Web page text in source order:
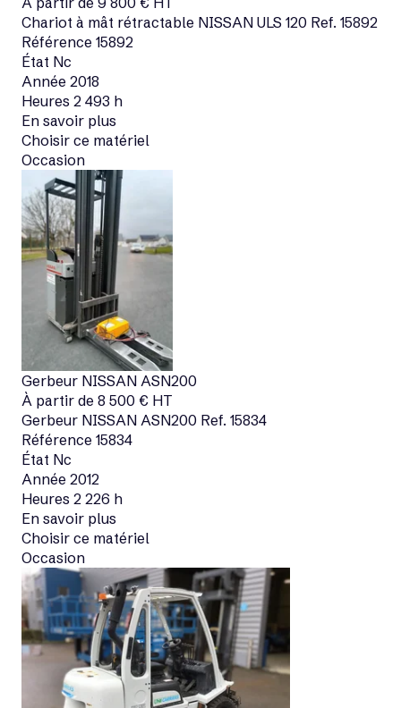
Chariot à mât rétractable NISSAN ULS 120 Ref. 15892
Référence 15892
État Nc
Année 2018
Heures 2 493 h
En savoir plus
Choisir ce matériel
Occasion
Gerbeur NISSAN ASN200
À partir de 8 500 € HT
Gerbeur NISSAN ASN200 Ref. 15834
Référence 15834
État Nc
Année 2012
Heures 2 226 h
En savoir plus
Choisir ce matériel
Occasion